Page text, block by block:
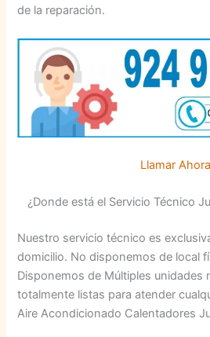
de la reparación.
Llamar Ahora
¿Donde está el Servicio Técnico
Nuestro servicio técnico es
domicilio. No disponemos de local
Disponemos de Múltiples unidades
totalmente listas para atender
Aire Acondicionado Calentadores